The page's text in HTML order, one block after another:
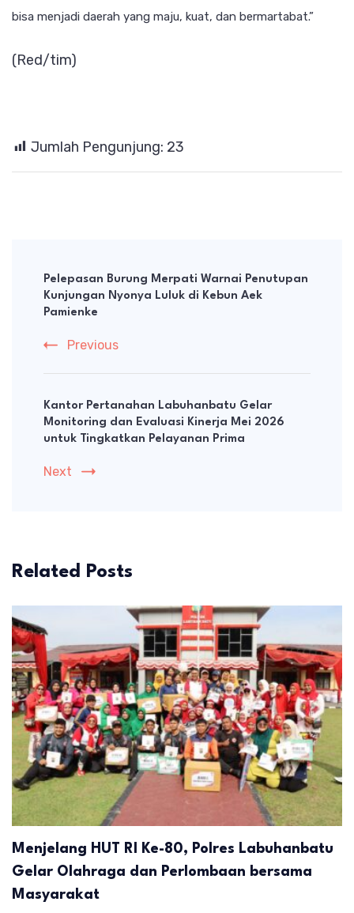
bisa menjadi daerah yang maju, kuat, dan bermartabat.”
(Red/tim)
Jumlah Pengunjung: 23
Navigation
Pelepasan Burung Merpati Warnai Penutupan
Kunjungan Nyonya Luluk di Kebun Aek
Pamienke
Previous
Kantor Pertanahan Labuhanbatu Gelar
Monitoring dan Evaluasi Kinerja Mei 2026
untuk Tingkatkan Pelayanan Prima
Next
Related Posts
Menjelang HUT RI Ke-80, Polres Labuhanbatu
Gelar Olahraga dan Perlombaan bersama
Masyarakat